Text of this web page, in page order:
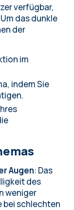
verfügbar,
das dunkle
der
im
indem Sie
Augen: Das
des
weniger
bei schlechten